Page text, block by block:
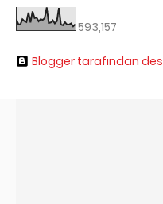
593,157
Blogger tarafından